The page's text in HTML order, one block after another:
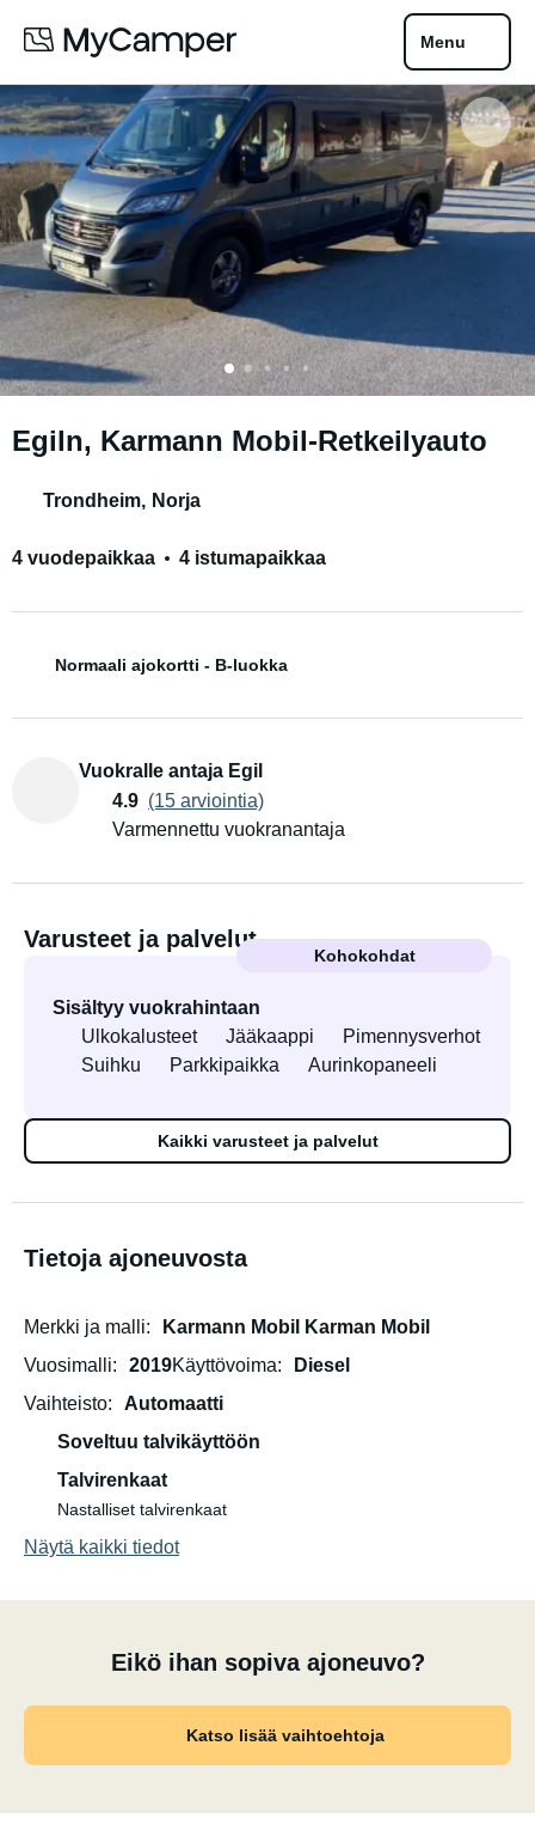
Menu
Egiln, Karmann Mobil-Retkeilyauto
Trondheim, Norja
4 vuodepaikkaa 4 istumapaikkaa
Normaali ajokortti - B-luokka
Vuokralle antaja Egil
4.9 (15 arviointia)
Varmennettu vuokranantaja
Varusteet ja palvelut
Kohokohdat
Sisältyy vuokrahintaan
Ulkokalusteet
Jääkaappi
Pimennysverhot
Suihku
Parkkipaikka Aurinkopaneeli
Kaikki varusteet ja palvelut
Tietoja ajoneuvosta
Merkki ja malli
Karmann Mobil Karman Mobil
Vuosimalli
2019Käyttövoima
Diesel
Vaihteisto
Automaatti
Soveltuu talvikäyttöön
Talvirenkaat
Nastalliset talvirenkaat
Näytä kaikki tiedot
Eikö ihan sopiva ajoneuvo?
Katso lisää vaihtoehtoja